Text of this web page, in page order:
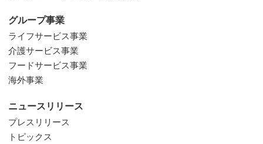
グループ事業
ライフサービス事業
介護サービス事業
フードサービス事業
海外事業
ニュースリリース
プレスリリース
トピックス